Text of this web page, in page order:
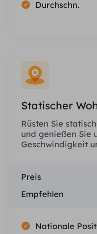
Durchschn.
Statischer
Rüsten Sie
und genießen Sie
Geschwindigkeit
Preis
Empfehlen
Nationale